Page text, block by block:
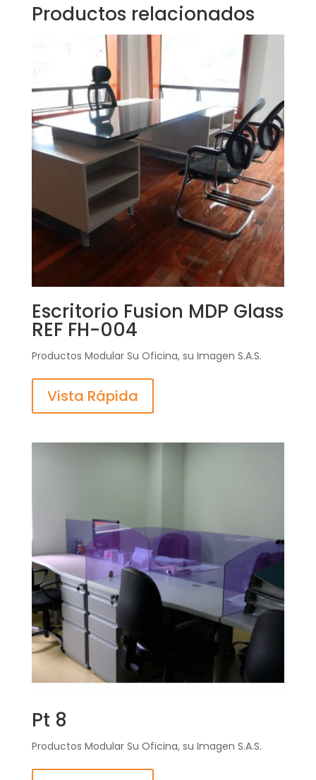
Productos relacionados
Escritorio Fusion MDP Glass
REF FH-004
Productos Modular Su Oficina, su Imagen S.A.S.
Vista Rápida
Pt 8
Productos Modular Su Oficina, su Imagen S.A.S.